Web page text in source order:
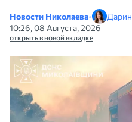
Новости Николаева•
10:26, 08 Августа, 2026
открыть в новой вкладке